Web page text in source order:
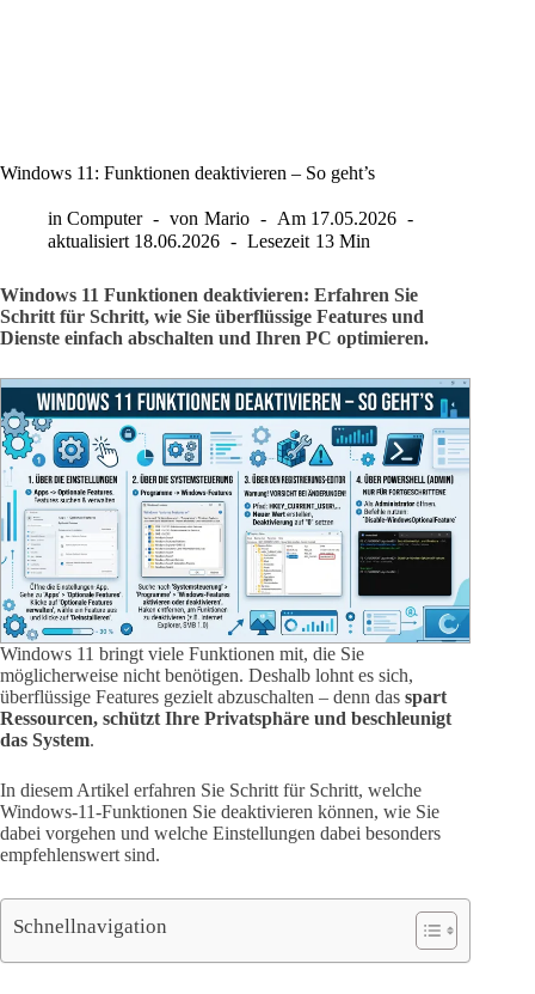
Windows 11: Funktionen deaktivieren – So geht’s
in Computer von Mario Am 17.05.2026
aktualisiert 18.06.2026 Lesezeit 13 Min
Windows 11 Funktionen deaktivieren: Erfahren Sie
Schritt für Schritt, wie Sie überflüssige Features und
Dienste einfach abschalten und Ihren PC optimieren.
Windows 11 bringt viele Funktionen mit, die Sie
möglicherweise nicht benötigen. Deshalb lohnt es sich,
überflüssige Features gezielt abzuschalten – denn das spart
Ressourcen, schützt Ihre Privatsphäre und beschleunigt
das System.
In diesem Artikel erfahren Sie Schritt für Schritt, welche
Windows-11-Funktionen Sie deaktivieren können, wie Sie
dabei vorgehen und welche Einstellungen dabei besonders
empfehlenswert sind.
Schnellnavigation